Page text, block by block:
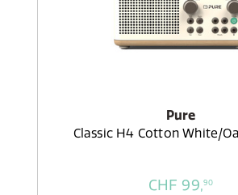
Pure
Classic H4 Cotton White/
CHF 99,90